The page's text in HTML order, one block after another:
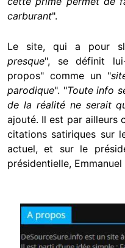
carburant".
Le site, qui a pour
presque", se définit
propos" comme un "
parodique". "Toute info
de la réalité ne serait
ajouté. Il est par ailleurs
citations satiriques sur
actuel, et sur le
présidentielle, Emmanuel
Image